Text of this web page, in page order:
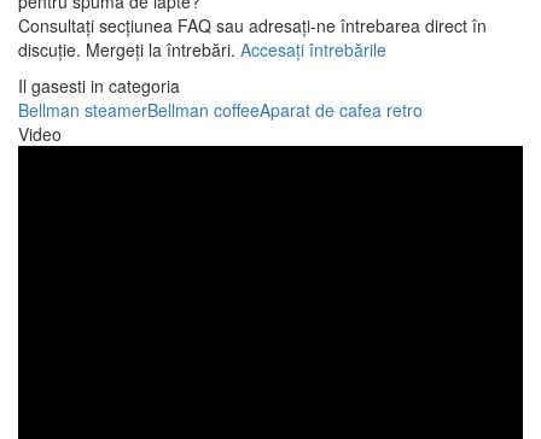
Consultați secțiunea FAQ sau adresați-ne întrebarea direct în
discuție. Mergeți la întrebări. Accesați întrebările
Il gasesti in categoria
Bellman steamerBellman coffeeAparat de cafea retro
Video